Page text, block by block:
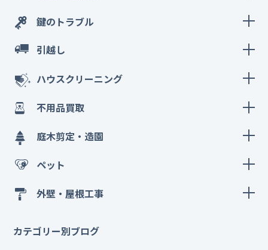
鍵のトラブル
引越し
ハウスクリーニング
不用品買取
庭木剪定・造園
ペット
外壁・屋根工事
カテゴリー別ブログ